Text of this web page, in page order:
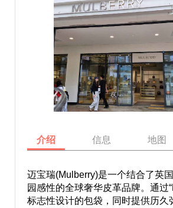
介绍 信息 地图
迈宝瑞(Mulberry)是一个结合了英
园感性的全球奢华皮革品牌。通过
标志性设计的包袋，同时提供历久